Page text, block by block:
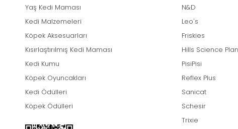
Yaş Kedi Maması
Kedi Malzemeleri
Köpek Aksesuarları
Kısırlaştırılmış Kedi Maması
Kedi Kumu
Köpek Oyuncakları
Kedi Ödülleri
Köpek Ödülleri
N&D
Leo's
Friskies
Hills Science Plan
PisiPisi
Reflex Plus
Sanicat
Schesir
Trixie